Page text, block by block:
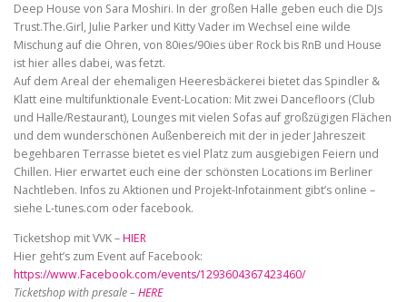
Deep House von Sara Moshiri. In der großen Halle geben euch die DJs
Trust.The.Girl, Julie Parker und Kitty Vader im Wechsel eine wilde
Mischung auf die Ohren, von 80ies/90ies über Rock bis RnB und House
ist hier alles dabei, was fetzt.
Auf dem Areal der ehemaligen Heeresbäckerei bietet das Spindler &
Klatt eine multifunktionale Event-Location: Mit zwei Dancefloors (Club
und Halle/Restaurant), Lounges mit vielen Sofas auf großzügigen Flächen
und dem wunderschönen Außenbereich mit der in jeder Jahreszeit
begehbaren Terrasse bietet es viel Platz zum ausgiebigen Feiern und
Chillen. Hier erwartet euch eine der schönsten Locations im Berliner
Nachtleben. Infos zu Aktionen und Projekt-Infotainment gibt’s online –
siehe L-tunes.com oder facebook.
Ticketshop mit VVK –HIER
Hier geht’s zum Event auf Facebook:
https://www.Facebook.com/events/1293604367423460/
Ticketshop with presale –HERE